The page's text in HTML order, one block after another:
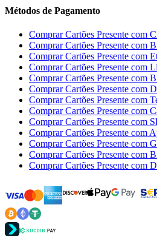
Métodos de Pagamento
Comprar Cartões Presente com
Comprar Cartões Presente com
Comprar Cartões Presente com
Comprar Cartões Presente com
Comprar Cartões Presente com
Comprar Cartões Presente com
Comprar Cartões Presente com
Comprar Cartões Presente com
Comprar Cartões Presente com
Comprar Cartões Presente com
Comprar Cartões Presente com
Comprar Cartões Presente com
Comprar Cartões Presente com